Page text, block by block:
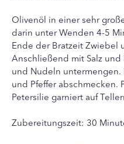
Olivenöl in einer sehr
darin unter Wenden 4-5
Ende der Bratzeit Zwiebel
Anschließend mit Salz und
und Nudeln untermengen.
und Pfeffer abschmecken.
Petersilie garniert auf
Zubereitungszeit: 30